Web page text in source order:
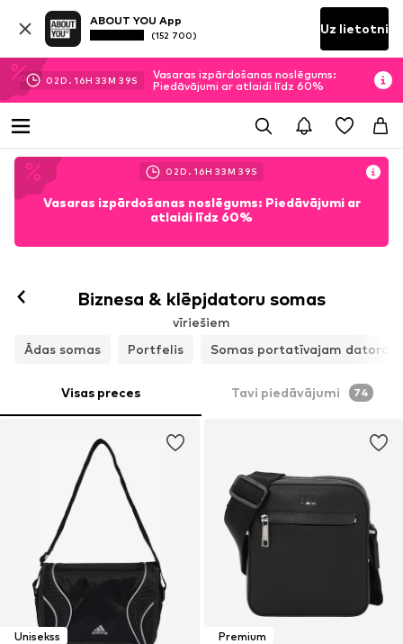
ABOUT YOU App
(152 700) Uz lietotni
02D. 16H 33M 37S
Vasaras izpārdošanas noslēgums:
Piedāvājumi ar atlaidi līdz 60%
02D. 16H 33M 37S
Vasaras izpārdošanas noslēgums: Piedāvājumi ar
atlaidi līdz 60%
Biznesa & klēpjdatoru somas
vīriešiem
Ādas somas
Portfelis Somas portatīvajam datoram
Visas preces Tavi piedāvājumi 74
Unisekss
Premium